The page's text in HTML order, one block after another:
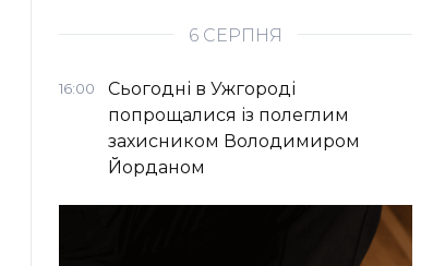
6 СЕРПНЯ
16:00
Сьогодні в Ужгороді
попрощалися із полеглим
захисником Володимиром
Йорданом